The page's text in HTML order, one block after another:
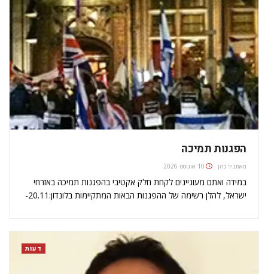
הפגנות תמיכה
מאתניר כהן 10 אוגוסט 2026
במידה ואתם מעוניינים לקחת חלק אקטיבי בהפגנות תמיכה באזרחי
ישראל, להלן רשימה של ההפגנות הבאות המתקיימות בלונדון:20.11-
להופעה של בת שבע. גם היום…
דעות